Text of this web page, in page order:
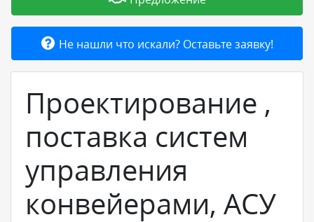
Товары и услуги
Добавить товар или услугу
Не нашли что искали? Оставьте заявку!
Проектирование ,
поставка систем
управления
конвейерами, АСУ